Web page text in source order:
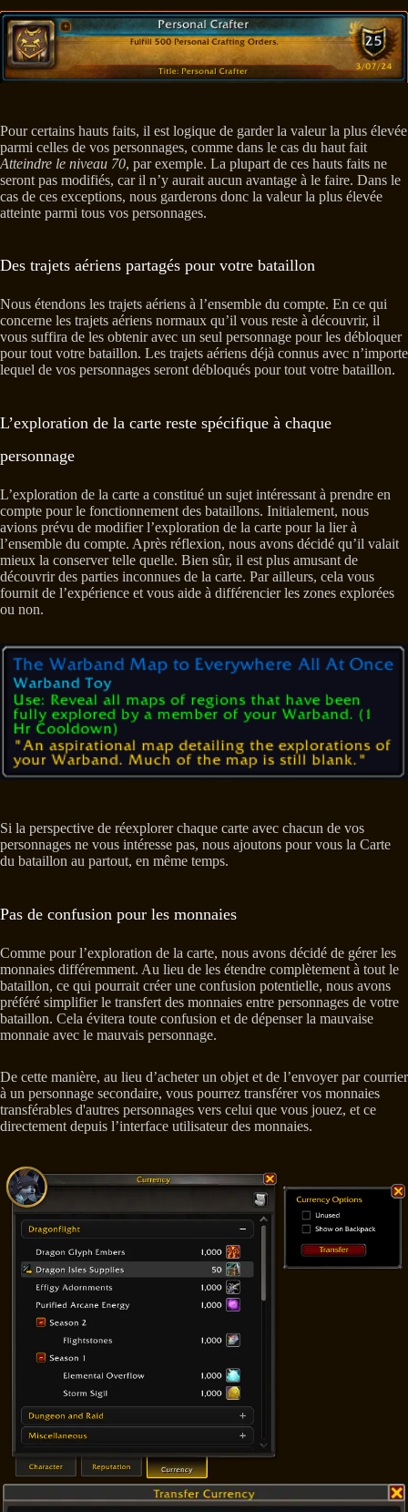
Pour certains hauts faits, il est logique de garder la valeur la plus élevée
parmi celles de vos personnages, comme dans le cas du haut fait
Atteindre le niveau 70, par exemple. La plupart de ces hauts faits ne
seront pas modifiés, car il n’y aurait aucun avantage à le faire. Dans le
cas de ces exceptions, nous garderons donc la valeur la plus élevée
atteinte parmi tous vos personnages.
Des trajets aériens partagés pour votre bataillon
Nous étendons les trajets aériens à l’ensemble du compte. En ce qui
concerne les trajets aériens normaux qu’il vous reste à découvrir, il
vous suffira de les obtenir avec un seul personnage pour les débloquer
pour tout votre bataillon. Les trajets aériens déjà connus avec n’importe
lequel de vos personnages seront débloqués pour tout votre bataillon.
L’exploration de la carte reste spécifique à chaque
personnage
L’exploration de la carte a constitué un sujet intéressant à prendre en
compte pour le fonctionnement des bataillons. Initialement, nous
avions prévu de modifier l’exploration de la carte pour la lier à
l’ensemble du compte. Après réflexion, nous avons décidé qu’il valait
mieux la conserver telle quelle. Bien sûr, il est plus amusant de
découvrir des parties inconnues de la carte. Par ailleurs, cela vous
fournit de l’expérience et vous aide à différencier les zones explorées
ou non.
Si la perspective de réexplorer chaque carte avec chacun de vos
personnages ne vous intéresse pas, nous ajoutons pour vous la Carte
du bataillon au partout, en même temps.
Pas de confusion pour les monnaies
Comme pour l’exploration de la carte, nous avons décidé de gérer les
monnaies différemment. Au lieu de les étendre complètement à tout le
bataillon, ce qui pourrait créer une confusion potentielle, nous avons
préféré simplifier le transfert des monnaies entre personnages de votre
bataillon. Cela évitera toute confusion et de dépenser la mauvaise
monnaie avec le mauvais personnage.
De cette manière, au lieu d’acheter un objet et de l’envoyer par courrier
à un personnage secondaire, vous pourrez transférer vos monnaies
transférables d'autres personnages vers celui que vous jouez, et ce
directement depuis l’interface utilisateur des monnaies.